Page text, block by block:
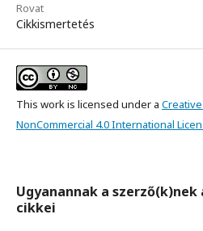
Rovat
Cikkismertetés
This work is licensed under a
NonCommercial 4.0 International
Ugyanannak a
cikkei